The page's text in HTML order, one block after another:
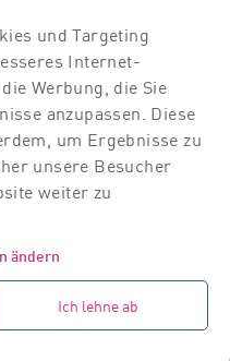
und Targeting
Internet-
Werbung, die Sie
anzupassen. Diese
um Ergebnisse zu
unsere Besucher
weiter zu
ändern
Ich lehne ab